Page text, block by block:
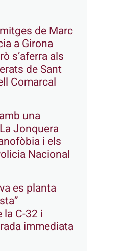
de Marc
a Girona
s’aferra als
de Sant
Comarcal
una
Jonquera
i els
Nacional
es planta
C-32 i
immediata